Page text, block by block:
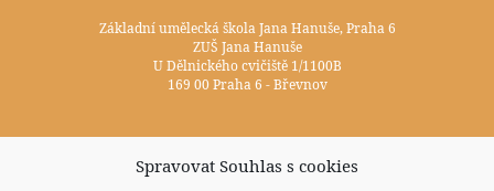
Spravovat Souhlas s cookies
Základní umělecká škola Jana Hanuše, Praha 6
ZUŠ Jana Hanuše
U Dělnického cvičiště 1/1100B
169 00 Praha 6 - Břevnov